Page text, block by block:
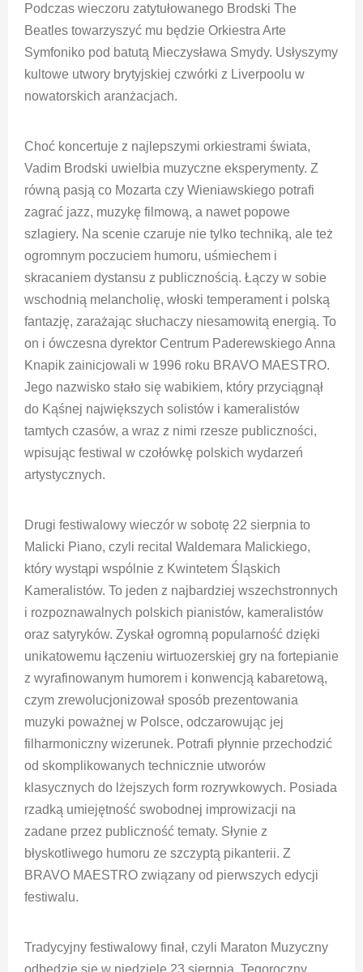
Podczas wieczoru zatytułowanego Brodski The
Beatles towarzyszyć mu będzie Orkiestra Arte
Symfoniko pod batutą Mieczysława Smydy. Usłyszymy
kultowe utwory brytyjskiej czwórki z Liverpoolu w
nowatorskich aranżacjach.
Choć koncertuje z najlepszymi orkiestrami świata,
Vadim Brodski uwielbia muzyczne eksperymenty. Z
równą pasją co Mozarta czy Wieniawskiego potrafi
zagrać jazz, muzykę filmową, a nawet popowe
szlagiery. Na scenie czaruje nie tylko techniką, ale też
ogromnym poczuciem humoru, uśmiechem i
skracaniem dystansu z publicznością. Łączy w sobie
wschodnią melancholię, włoski temperament i polską
fantazję, zarażając słuchaczy niesamowitą energią. To
on i ówczesna dyrektor Centrum Paderewskiego Anna
Knapik zainicjowali w 1996 roku BRAVO MAESTRO.
Jego nazwisko stało się wabikiem, który przyciągnął
do Kąśnej największych solistów i kameralistów
tamtych czasów, a wraz z nimi rzesze publiczności,
wpisując festiwal w czołówkę polskich wydarzeń
artystycznych.
Drugi festiwalowy wieczór w sobotę 22 sierpnia to
Malicki Piano, czyli recital Waldemara Malickiego,
który wystąpi wspólnie z Kwintetem Śląskich
Kameralistów. To jeden z najbardziej wszechstronnych
i rozpoznawalnych polskich pianistów, kameralistów
oraz satyryków. Zyskał ogromną popularność dzięki
unikatowemu łączeniu wirtuozerskiej gry na fortepianie
z wyrafinowanym humorem i konwencją kabaretową,
czym zrewolucjonizował sposób prezentowania
muzyki poważnej w Polsce, odczarowując jej
filharmoniczny wizerunek. Potrafi płynnie przechodzić
od skomplikowanych technicznie utworów
klasycznych do lżejszych form rozrywkowych. Posiada
rzadką umiejętność swobodnej improwizacji na
zadane przez publiczność tematy. Słynie z
błyskotliwego humoru ze szczyptą pikanterii. Z
BRAVO MAESTRO związany od pierwszych edycji
festiwalu.
Tradycyjny festiwalowy finał, czyli Maraton Muzyczny
odbędzie się w niedzielę 23 sierpnia. Tegoroczny